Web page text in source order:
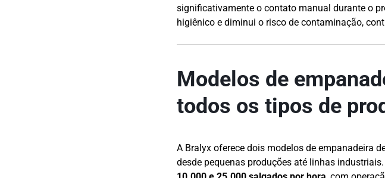
significativamente o contato manual durante o
higiênico e diminui o risco de contaminação,
Modelos de
todos os tipos de
A Bralyx oferece dois modelos de empanadeira
desde pequenas produções até linhas